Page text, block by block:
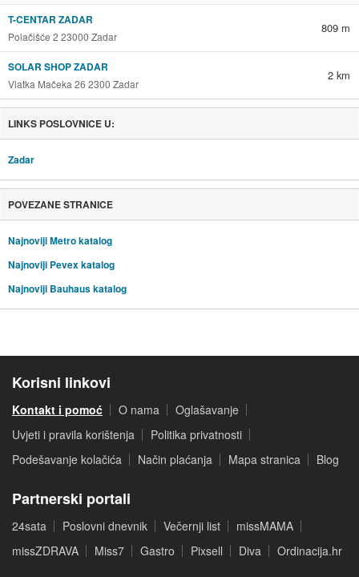
T-CENTAR ZADAR
Polačišće 2 23000 Zadar
809 m
SOLAR SHOP ZADAR
Vlatka Mačeka 26 2300 Zadar
2 km
LINKS POSLOVNICE U:
Zadar
POVEZANE STRANICE
Najnoviji Metro katalog
Najnoviji Pevex katalog
Najnoviji Bauhaus katalog
Korisni linkovi
Kontakt i pomoć O nama
Oglašavanje
Uvjeti i pravila korištenja
Politika privatnosti
Podešavanje kolačića
Način plaćanja Mapa stranica Blog
Partnerski portali
24sata Poslovni dnevnik Večernji list
missMAMA
missZDRAVA
Miss7 Gastro Pixsell Diva Ordinacija.hr